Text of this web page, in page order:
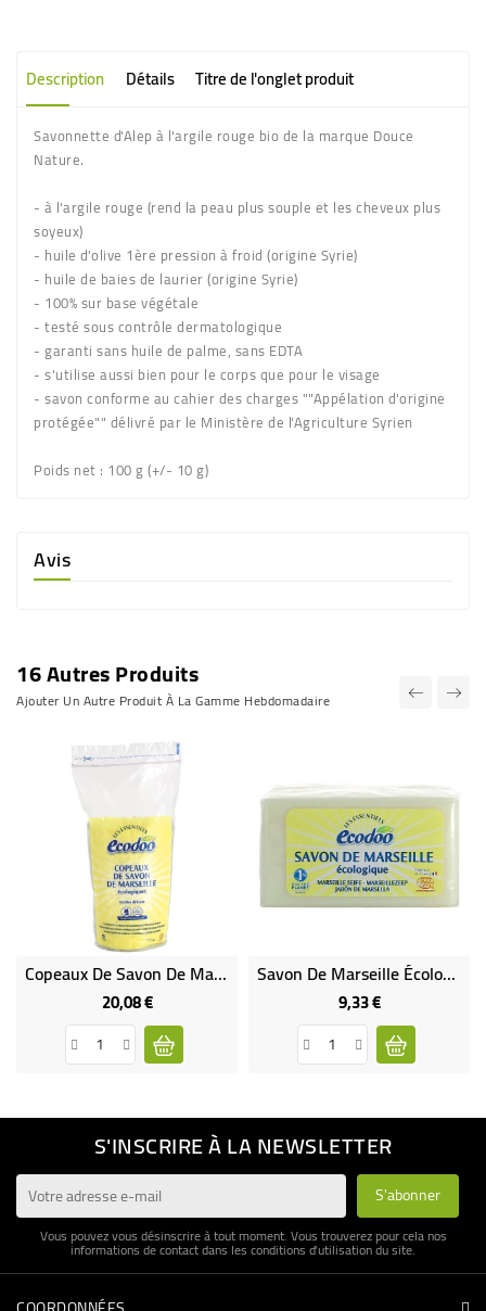
Description Détails Titre de l'onglet produit
Savonnette d'Alep à l'argile rouge bio de la marque Douce
Nature.
- à l'argile rouge (rend la peau plus souple et les cheveux plus
soyeux)
- huile d'olive 1ère pression à froid (origine Syrie)
- huile de baies de laurier (origine Syrie)
- 100% sur base végétale
- testé sous contrôle dermatologique
- garanti sans huile de palme, sans EDTA
- s'utilise aussi bien pour le corps que pour le visage
- savon conforme au cahier des charges ""Appélation d'origine
protégée"" délivré par le Ministère de l'Agriculture Syrien
Poids net : 100 g (+/- 10 g)
Avis
16 Autres Produits
Ajouter Un Autre Produit À La Gamme Hebdomadaire
Copeaux De Savon De Marseille Pour Un Lavage À La Main Écologique
20,08 €Prix
Savon De Marseille Écologique
9,33 €Prix
S'INSCRIRE À LA NEWSLETTER
Vous pouvez vous désinscrire à tout moment. Vous trouverez pour cela nos
informations de contact dans les conditions d'utilisation du site.